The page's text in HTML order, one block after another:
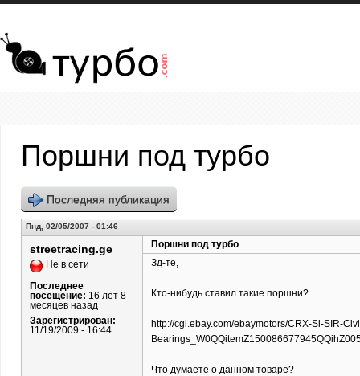
Перейти к основному содержанию
Поршни под турбо
Последняя публикация
Пнд, 02/05/2007 - 01:46
streetracing.ge
Не в сети
Последнее
посещение: 16 лет 8
месяцев назад
Зарегистрирован:
11/19/2009 - 16:44
Поршни под турбо
Зд-те,
Кто-нибудь ставил такие поршни?
http://cgi.ebay.com/ebaymotors/CRX-Si-SIR-
Что думаете о данном товаре?